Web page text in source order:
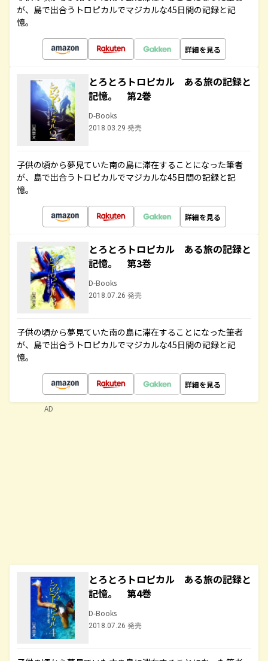
が、島で出合うトロピカルでマジカルな45日間の記録と記
憶。
詳細を見る
とろとろトロピカル ある旅の記録と
記憶。 第2巻
D-Books
2018.03.29 発売
子供の頃から夢見ていた南の島に滞在することになった筆者
が、島で出合うトロピカルでマジカルな45日間の記録と記
憶。
詳細を見る
とろとろトロピカル ある旅の記録と
記憶。 第3巻
D-Books
2018.07.26 発売
子供の頃から夢見ていた南の島に滞在することになった筆者
が、島で出合うトロピカルでマジカルな45日間の記録と記
憶。
詳細を見る
とろとろトロピカル ある旅の記録と
記憶。 第4巻
D-Books
2018.07.26 発売
AD